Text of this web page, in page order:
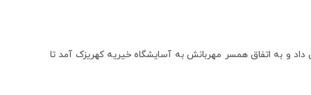
و به اتفاق همسر مهربانش به آسایشگاه خیریه کهریزک آمد تا